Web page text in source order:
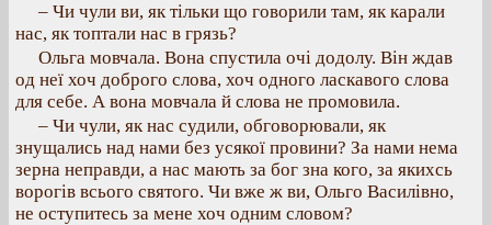
– Чи чули ви, як тільки що говорили там, як карали
нас, як топтали нас в грязь?
Ольга мовчала. Вона спустила очі додолу. Він ждав
од неї хоч доброго слова, хоч одного ласкавого слова
для себе. А вона мовчала й слова не промовила.
– Чи чули, як нас судили, обговорювали, як
знущались над нами без усякої провини? За нами нема
зерна неправди, а нас мають за бог зна кого, за якихсь
ворогів всього святого. Чи вже ж ви, Ольго Василівно,
не оступитесь за мене хоч одним словом?